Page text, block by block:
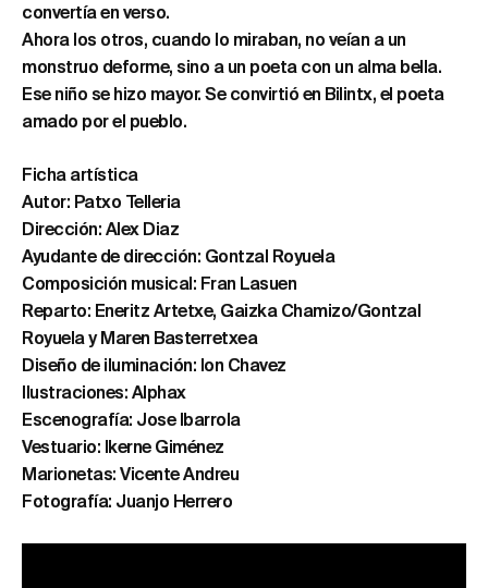
convertía en verso.
Ahora los otros, cuando lo miraban, no veían a un
monstruo deforme, sino a un poeta con un alma bella.
Ese niño se hizo mayor. Se convirtió en Bilintx, el poeta
amado por el pueblo.
Ficha artística
Autor: Patxo Telleria
Dirección: Alex Diaz
Ayudante de dirección: Gontzal Royuela
Composición musical: Fran Lasuen
Reparto: Eneritz Artetxe, Gaizka Chamizo/Gontzal
Royuela y Maren Basterretxea
Diseño de iluminación: Ion Chavez
Ilustraciones: Alphax
Escenografía: Jose Ibarrola
Vestuario: Ikerne Giménez
Marionetas: Vicente Andreu
Fotografía: Juanjo Herrero